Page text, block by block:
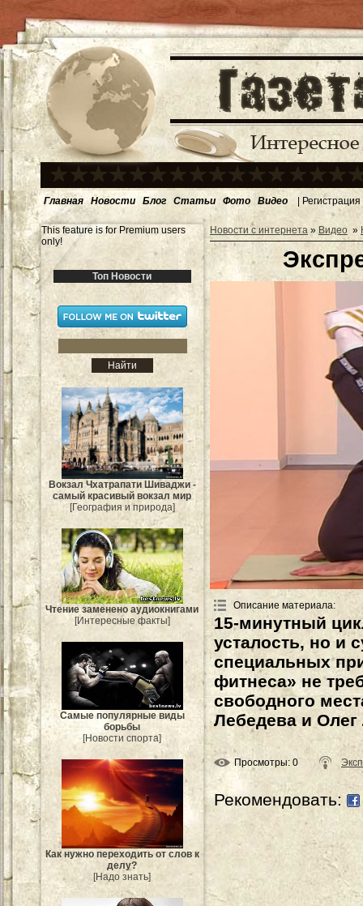
Главная Новости Блог Статьи Фото Видео | Регистрация
This feature is for Premium users
only!
Топ Новости
Вокзал Чхатрапати Шиваджи -
самый красивый вокзал мир
[География и природа]
Чтение заменено аудиокнигами
[Интересные факты]
Самые популярные виды
борьбы
[Новости спорта]
Как нужно переходить от слов к
делу?
[Надо знать]
Новости с интернета » Видео »
Описание материала:
15-минутный
усталость, но и
специальных
фитнеса» не
свободного
Лебедева и
Просмотры: 0
Рекомендовать: